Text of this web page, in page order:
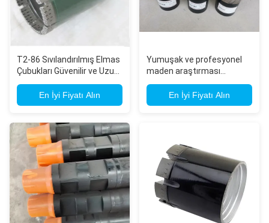
T2-86 Sıvılandırılmış Elmas
Çubukları Güvenilir ve Uzun
Süren Çubuk Çubukları
En İyi Fiyatı Alın
Yumuşak ve profesyonel
maden araştırması
çekirdek sondajı için elmas
çekirdek matkapları
En İyi Fiyatı Alın